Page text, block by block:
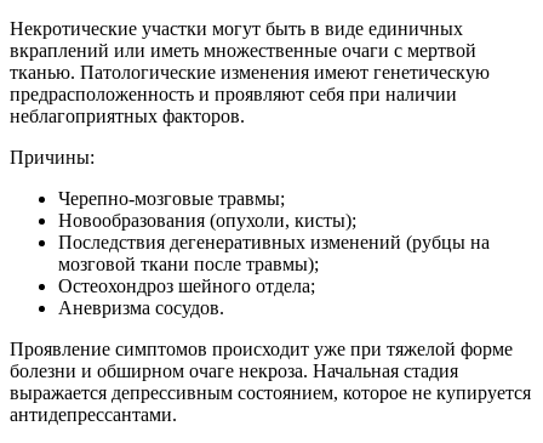
Некротические участки могут быть в виде единичных
вкраплений или иметь множественные очаги с мертвой
тканью. Патологические изменения имеют генетическую
предрасположенность и проявляют себя при наличии
неблагоприятных факторов.
Причины:
Черепно-мозговые травмы;
Новообразования (опухоли, кисты);
Последствия дегенеративных изменений (рубцы на
мозговой ткани после травмы);
Остеохондроз шейного отдела;
Аневризма сосудов.
Проявление симптомов происходит уже при тяжелой форме
болезни и обширном очаге некроза. Начальная стадия
выражается депрессивным состоянием, которое не купируется
антидепрессантами.